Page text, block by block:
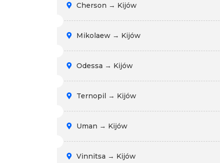
Cherson → Kijów
Mikolaew → Kijów
Odessa → Kijów
Ternopil → Kijów
Uman → Kijów
Vinnitsa → Kijów